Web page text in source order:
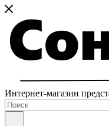
Интернет-магазин